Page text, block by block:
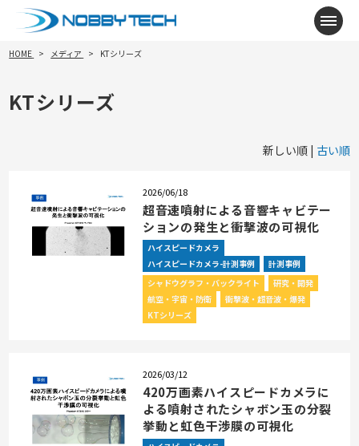
メニ
HOME メディア KTシリーズ
KTシリーズ
新しい順 | 古い順
2026/06/18
超音速噴射による音響キャビテー
ションの発生と衝撃波の可視化
ハイスピードカメラ
ハイスピードカメラ-計測事例
計測事例
シャドウグラフ・バックライト
研究・開発
航空・宇宙・防衛
衝撃波・超音波・爆発
KTシリーズ
2026/03/12
420万画素ハイスピードカメラに
よる噴射されたシャボン玉の分裂
挙動と虹色干渉膜の可視化